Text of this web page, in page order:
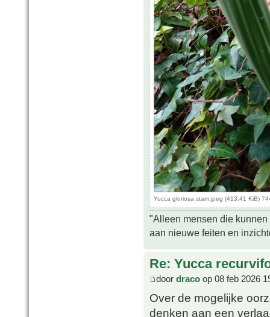
Yucca gloriosa stam.jpeg (413.41 KiB)
"Alleen mensen die
aan nieuwe feiten en
Re: Yucca
door draco op 08 feb 2026
Over de mogelijke
denken aan een